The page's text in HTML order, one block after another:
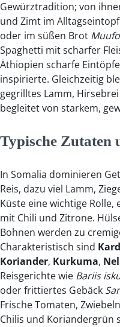
Gewürztradition; von
und Zimt im Alltagseintopf
oder im süßen Brot Muufo
Spaghetti mit scharfer
Äthiopien scharfe
inspirierte. Gleichzeitig
gegrilltes Lamm,
begleitet von starkem,
Typische Zutaten
In Somalia dominieren
Reis, dazu viel Lamm,
Küste eine wichtige Rolle,
mit Chili und Zitrone.
Bohnen werden zu
Charakteristisch sind
Koriander, Kurkuma,
Reisgerichte wie Bariis
oder frittiertes Gebäck
Frische Tomaten,
Chilis und Koriandergrün